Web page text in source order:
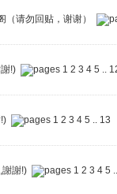
请勿回贴，谢谢）
!) 1 2 3 4 5 ..
1 2 3 4 5 .. 13
謝!) 1 2 3 4 5